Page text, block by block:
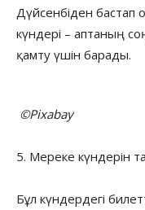
Дүйсенбіден бастап
күндері – аптаның
қамту үшін барады.
©Pixabay
5. Мереке күндерін
Бұл күндердегі